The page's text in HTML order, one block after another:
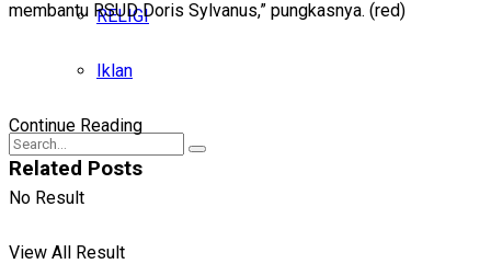
RELIGI
Iklan
No Result
View All Result
membantu RSUD Doris Sylvanus,” pungkasnya. (red)
Continue Reading
Related Posts